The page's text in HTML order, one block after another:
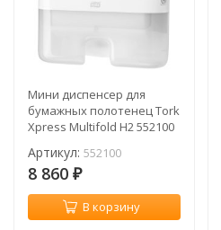
Мини диспенсер для
бумажных полотенец Tork
Xpress Multifold H2 552100
Артикул: 552100
8 860 ₽
В корзину